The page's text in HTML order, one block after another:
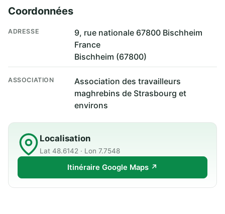
Coordonnées
ADRESSE
9, rue nationale 67800 Bischheim
France
Bischheim (67800)
ASSOCIATION
Association des travailleurs
maghrebins de Strasbourg et
environs
Localisation
Lat 48.6142 · Lon 7.7548
Itinéraire Google Maps ↗